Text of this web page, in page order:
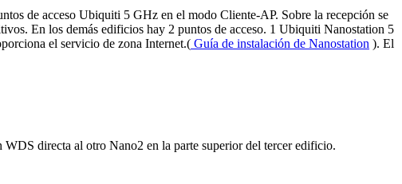
de acceso Ubiquiti 5 GHz en el modo Cliente-AP. Sobre la recepción se
En los demás edificios hay 2 puntos de acceso. 1 Ubiquiti Nanostation 5
el servicio de zona Internet.( Guía de instalación de Nanostation ). El
directa al otro Nano2 en la parte superior del tercer edificio.